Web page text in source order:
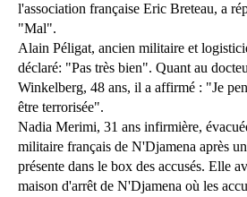
l'association française Eric Breteau, a
"Mal".
Alain Péligat, ancien militaire et
déclaré: "Pas très bien". Quant au
Winkelberg, 48 ans, il a affirmé : "Je
être terrorisée".
Nadia Merimi, 31 ans infirmière,
militaire français de N'Djamena après
présente dans le box des accusés. Elle
maison d'arrêt de N'Djamena où les